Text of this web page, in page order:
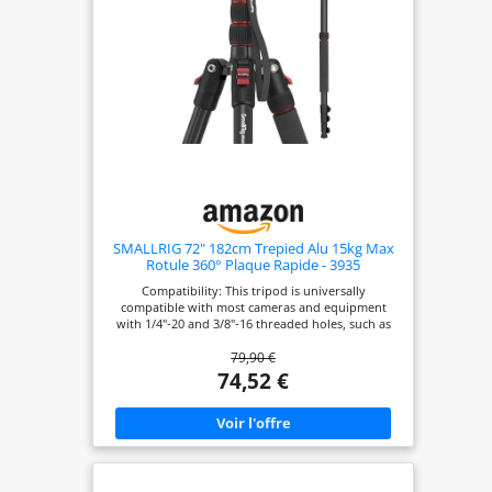
SMALLRIG 72" 182cm Trepied Alu 15kg Max
Rotule 360° Plaque Rapide - 3935
Compatibility: This tripod is universally
compatible with most cameras and equipment
with 1/4"-20 and 3/8"-16 threaded holes, such as
cameras. It can also be used with mobile phones
and projectors. NOTE: For camera with telephoto
zoom lens, you need to buy a tripod mount ring
or telephoto lens bracket additionally for better
balance Easy Set Up and Portable: 4-section
column legs with 3 quick release flip-locks allows
you to adjust the working height from 17" to 72"
79,90 €
74,52 €